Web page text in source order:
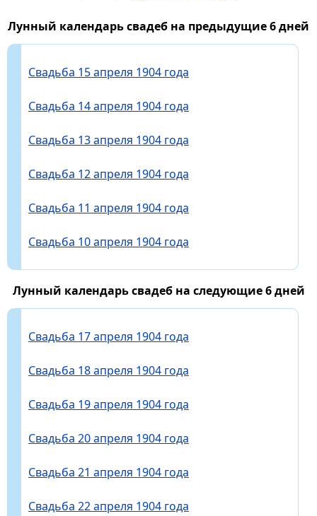
Лунный календарь свадеб на предыдущие 6 дней
Свадьба 15 апреля 1904 года
Свадьба 14 апреля 1904 года
Свадьба 13 апреля 1904 года
Свадьба 12 апреля 1904 года
Свадьба 11 апреля 1904 года
Свадьба 10 апреля 1904 года
Лунный календарь свадеб на следующие 6 дней
Свадьба 17 апреля 1904 года
Свадьба 18 апреля 1904 года
Свадьба 19 апреля 1904 года
Свадьба 20 апреля 1904 года
Свадьба 21 апреля 1904 года
Свадьба 22 апреля 1904 года